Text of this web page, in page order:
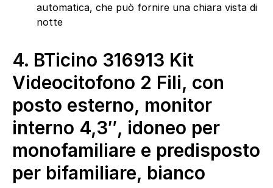
automatica, che può fornire una chiara vista di
notte
4. BTicino 316913 Kit
Videocitofono 2 Fili, con
posto esterno, monitor
interno 4,3″, idoneo per
monofamiliare e predisposto
per bifamiliare, bianco